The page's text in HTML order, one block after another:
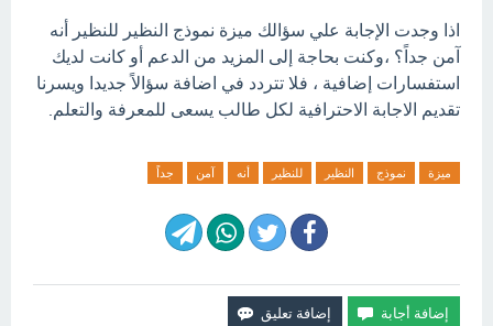
اذا وجدت الإجابة علي سؤالك ميزة نموذج النظير للنظير أنه
آمن جداً؟ ،وكنت بحاجة إلى المزيد من الدعم أو كانت لديك
استفسارات إضافية ، فلا تتردد في اضافة سؤالاً جديدا ويسرنا
تقديم الاجابة الاحترافية لكل طالب يسعى للمعرفة والتعلم.
ميزة نموذج النظير للنظير أنه آمن جداً